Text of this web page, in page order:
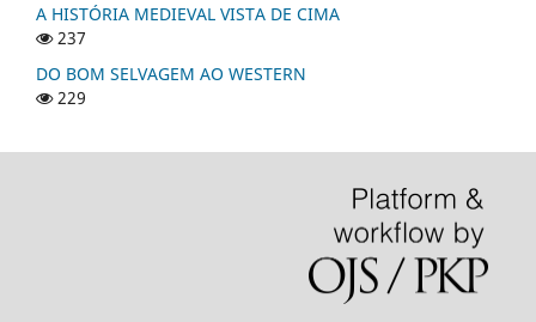
A HISTÓRIA MEDIEVAL VISTA DE CIMA
237
DO BOM SELVAGEM AO WESTERN
229